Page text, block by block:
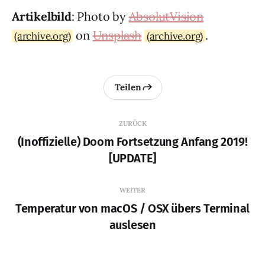
Artikelbild: Photo byAbsolutVision
(archive.org) onUnsplash (archive.org) .
ZURÜCK
(Inoffizielle) Doom Fortsetzung Anfang 2019!
[UPDATE]
Teilen
WEITER
Temperatur von macOS / OSX übers Terminal
auslesen